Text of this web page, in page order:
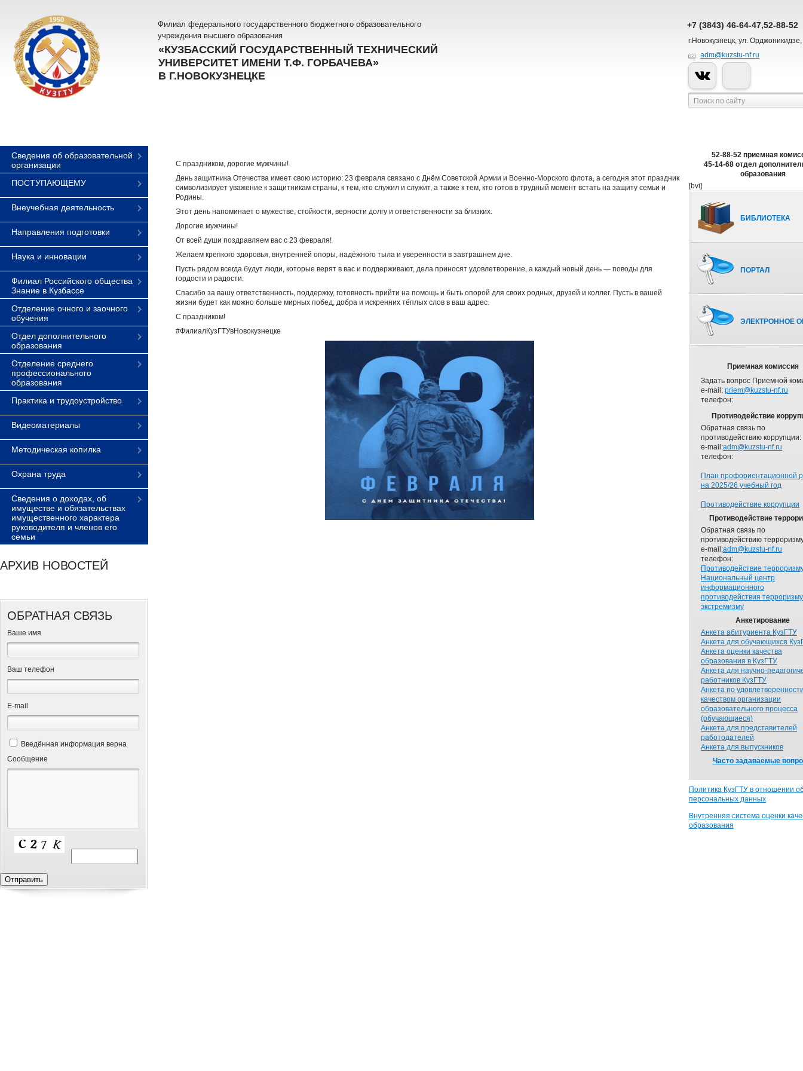
Филиал федерального государственного бюджетного образовательного
учреждения высшего образования
«КУЗБАССКИЙ ГОСУДАРСТВЕННЫЙ ТЕХНИЧЕСКИЙ
УНИВЕРСИТЕТ ИМЕНИ Т.Ф. ГОРБАЧЕВА»
В Г.НОВОКУЗНЕЦКЕ
+7 (3843) 46-64-47,52-88-52
г.Новокузнецк, ул.
adm@kuzstu-nf.ru
Сведения об образовательной
организации
ПОСТУПАЮЩЕМУ
Внеучебная деятельность
Направления подготовки
Наука и инновации
Филиал Российского общества
Знание в Кузбассе
Отделение очного и заочного
обучения
Отдел дополнительного
образования
Отделение среднего
профессионального
образования
Практика и трудоустройство
Видеоматериалы
Методическая копилка
Охрана труда
Сведения о доходах, об
имуществе и обязательствах
имущественного характера
руководителя и членов его
семьи
АРХИВ НОВОСТЕЙ
ОБРАТНАЯ СВЯЗЬ
Ваше имя
Ваш телефон
Е-mail
Введённая информация верна
Сообщение
С праздником, дорогие мужчины!
День защитника Отечества имеет свою историю: 23 февраля связано с Днём Советской Армии и Военно‑Морского флота, а сегодня этот праздник
символизирует уважение к защитникам страны, к тем, кто служил и служит, а также к тем, кто готов в трудный момент встать на защиту семьи и
Родины.
Этот день напоминает о мужестве, стойкости, верности долгу и ответственности за близких.
Дорогие мужчины!
От всей души поздравляем вас с 23 февраля!
Желаем крепкого здоровья, внутренней опоры, надёжного тыла и уверенности в завтрашнем дне.
Пусть рядом всегда будут люди, которые верят в вас и поддерживают, дела приносят удовлетворение, а каждый новый день — поводы для
гордости и радости.
Спасибо за вашу ответственность, поддержку, готовность прийти на помощь и быть опорой для своих родных, друзей и коллег. Пусть в вашей
жизни будет как можно больше мирных побед, добра и искренних тёплых слов в ваш адрес.
С праздником!
#ФилиалКузГТУвНовокузнецке
52-88-52 приемная
45-14-68 отдел
образования
[bvi]
БИБЛИОТЕКА
ПОРТАЛ
ЭЛЕКТРОННОЕ
Приемная комиссия
Задать вопрос Приемной
e-mail: priem@kuzstu-nf.ru
телефон:
Противодействие
Обратная связь по
противодействию коррупции:
e-mail:adm@kuzstu-nf.ru
телефон:
План профориентационной
на 2025/26 учебный год
Противодействие коррупции
Противодействие
Обратная связь по
противодействию
e-mail:adm@kuzstu-nf.ru
телефон:
Противодействие
Национальный центр
информационного
противодействия
экстремизму
Анкетирование
Анкета абитуриента КузГТУ
Анкета для обучающихся
Анкета оценки качества
образования в КузГТУ
Анкета для научно-
работников КузГТУ
Анкета по
качеством организации
образовательного процесса
(обучающиеся)
Анкета для представителей
работодателей
Анкета для выпускников
Часто задаваемые
Политика КузГТУ в отношении
персональных данных
Внутренняя система оценки
образования